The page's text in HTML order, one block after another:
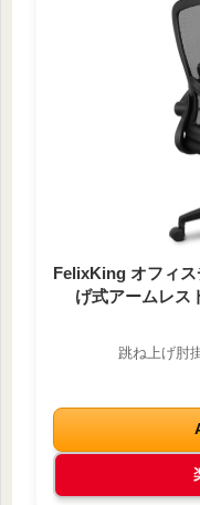
FelixKing オフィ
げ式アームレス
跳ね上げ肘